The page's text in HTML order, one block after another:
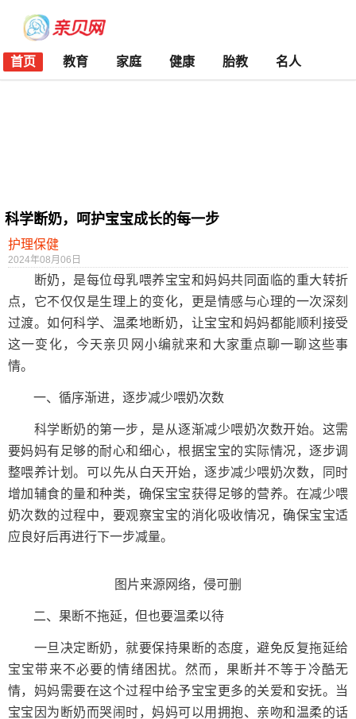
首页 教育 家庭 健康 胎教 名人
科学断奶，呵护宝宝成长的每一步
护理保健
2024年08月06日
断奶，是每位母乳喂养宝宝和妈妈共同面临的重大转折
点，它不仅仅是生理上的变化，更是情感与心理的一次深刻
过渡。如何科学、温柔地断奶，让宝宝和妈妈都能顺利接受
这一变化，今天亲贝网小编就来和大家重点聊一聊这些事
情。
一、循序渐进，逐步减少喂奶次数
科学断奶的第一步，是从逐渐减少喂奶次数开始。这需
要妈妈有足够的耐心和细心，根据宝宝的实际情况，逐步调
整喂养计划。可以先从白天开始，逐步减少喂奶次数，同时
增加辅食的量和种类，确保宝宝获得足够的营养。在减少喂
奶次数的过程中，要观察宝宝的消化吸收情况，确保宝宝适
应良好后再进行下一步减量。
图片来源网络，侵可删
二、果断不拖延，但也要温柔以待
一旦决定断奶，就要保持果断的态度，避免反复拖延给
宝宝带来不必要的情绪困扰。然而，果断并不等于冷酷无
情，妈妈需要在这个过程中给予宝宝更多的关爱和安抚。当
宝宝因为断奶而哭闹时，妈妈可以用拥抱、亲吻和温柔的话